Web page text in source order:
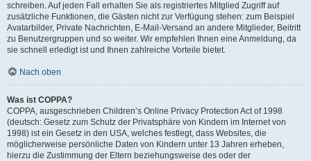
schreiben. Auf jeden Fall erhalten Sie als registriertes Mitglied Zugriff auf
zusätzliche Funktionen, die Gästen nicht zur Verfügung stehen: zum Beispiel
Avatarbilder, Private Nachrichten, E-Mail-Versand an andere Mitglieder, Beitritt
zu Benutzergruppen und so weiter. Wir empfehlen Ihnen eine Anmeldung, da
sie schnell erledigt ist und Ihnen zahlreiche Vorteile bietet.
Nach oben
Was ist COPPA?
COPPA, ausgeschrieben Children’s Online Privacy Protection Act of 1998
(deutsch: Gesetz zum Schutz der Privatsphäre von Kindern im Internet von
1998) ist ein Gesetz in den USA, welches festlegt, dass Websites, die
möglicherweise persönliche Daten von Kindern unter 13 Jahren erheben,
hierzu die Zustimmung der Eltern beziehungsweise des oder der